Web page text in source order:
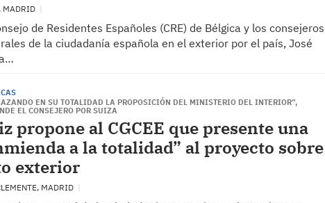
MADRID
de Residentes Españoles (CRE) de Bélgica y los consejeros
de la ciudadanía española en el exterior por el país, José
EN SU TOTALIDAD LA PROPOSICIÓN DEL MINISTERIO DEL INTERIOR”,
EL CONSEJERO POR SUIZA
propone al CGCEE que presente una
a la totalidad” al proyecto sobre
exterior
MADRID